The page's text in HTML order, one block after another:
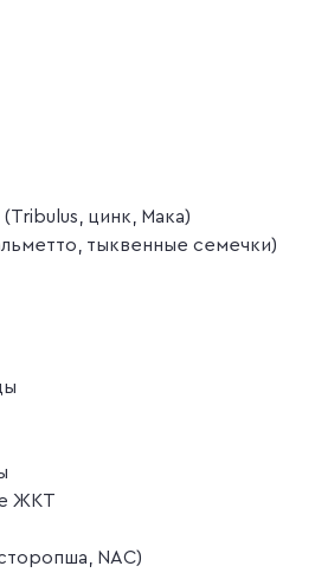
цинк, Мака)
тыквенные семечки)
ЖКТ
NAC)